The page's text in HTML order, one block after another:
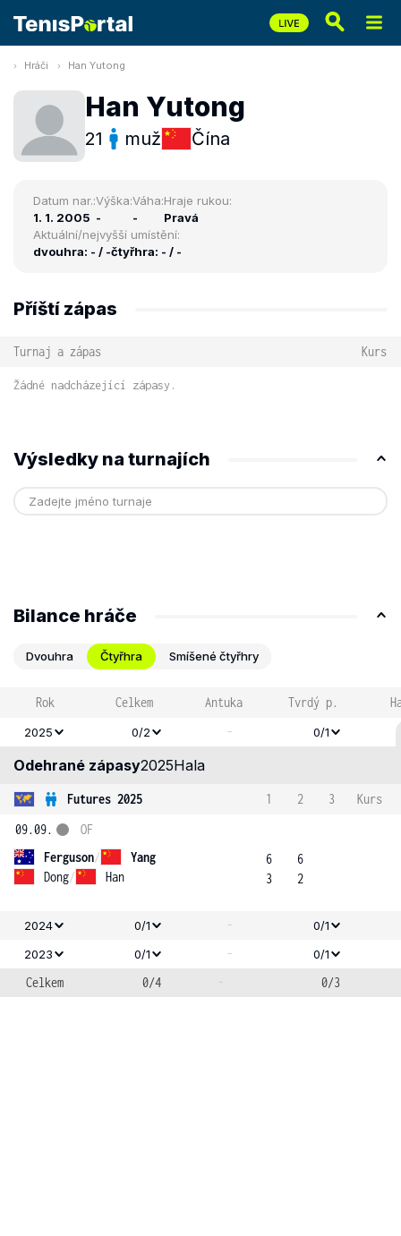
Hráči Han Yutong
Han Yutong
21 muž Čína
Datum nar.:
1. 1. 2005
Výška:
-
Váha:
-
Hraje rukou:
Pravá
Aktuální/nejvyšší umístění:
dvouhra: - / -čtyřhra: - / -
Příští zápas
Turnaj a zápas Kurs
Žádné nadcházející zápasy.
Výsledky na turnajích
Bilance hráče
Dvouhra Čtyřhra Smíšené čtyřhry
Rok Celkem Antuka Tvrdý p.
2025 0/2 - 0/1
Odehrané zápasy2025Hala
Futures 2025 1 2 3
Kurs
09.09.
Ferguson/
Yang
Dong/ Han
OF
6
3
6
2
2024 0/1 -
0/1
2023
0/1 - 0/1
Celkem 0/4 - 0/3